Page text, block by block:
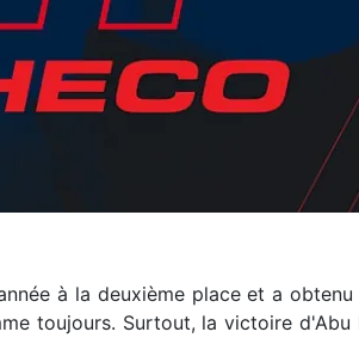
à la deuxième place et a
toujours. Surtout, la victoire